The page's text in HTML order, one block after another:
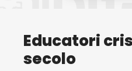
Educatori
secolo